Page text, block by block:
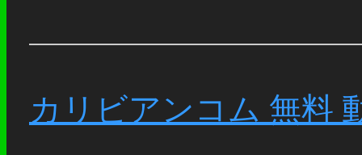
カリビアンコム 無料